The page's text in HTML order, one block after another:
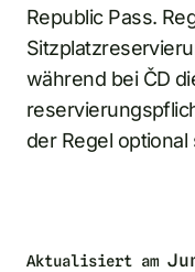
Republic Pass.
während bei ČD
der Regel optional
Aktualisiert am